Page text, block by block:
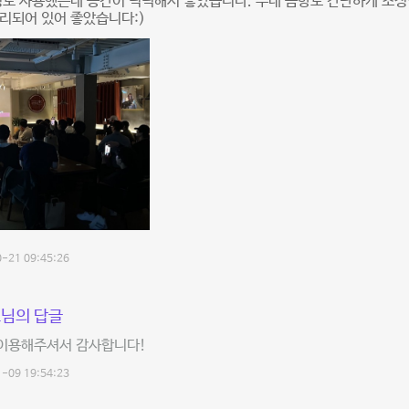
되어 있어 좋았습니다:)
21 09:45:26
의 답글
용해주셔서 감사합니다!
09 19:54:23